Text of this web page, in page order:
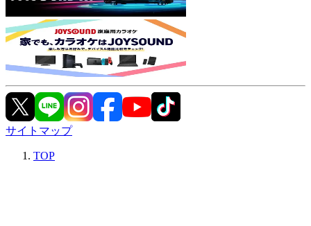
サイトマップ
TOP